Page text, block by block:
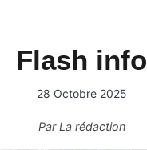
Flash info
28 Octobre 2025
ParLa rédaction